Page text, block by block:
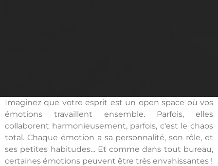
Imaginez que votre esprit est un open space où vos
émotions travaillent ensemble. Parfois, elles
collaborent harmonieusement, parfois, c'est le chaos
total. Chaque émotion a sa personnalité, son rôle, et
ses petites habitudes… Et comme dans tout bureau,
certaines émotions peuvent être très envahissantes !